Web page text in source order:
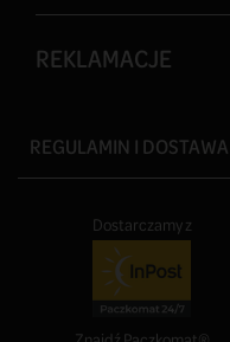
REKLAMACJE
REGULAMIN I DOSTAWA
Dostarczamy z